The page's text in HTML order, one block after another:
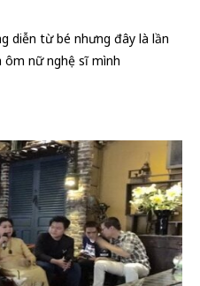
diễn từ bé nhưng đây là lần
ôm nữ nghệ sĩ mình